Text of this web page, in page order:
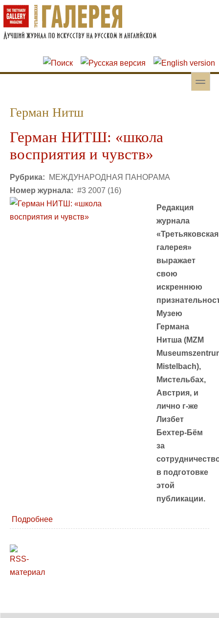
Перейти к основному содержанию
Skip to search
toggle
Герман Нитш
Герман НИТШ: «школа
восприятия и чувств»
Рубрика:
МЕЖДУНАРОДНАЯ ПАНОРАМА
Номер журнала: #3 2007 (16)
Редакция
журнала
«Третьяковская
галерея»
выражает
свою
искреннюю
Музею
Германа
Нитша (MZM
Mistelbach),
Мистельбах,
Австрия, и
лично г-же
Лизбет
Бехтер-Бём
за
в подготовке
этой
публикации.
Подробнее